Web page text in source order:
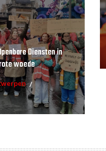
Diensten in
woede